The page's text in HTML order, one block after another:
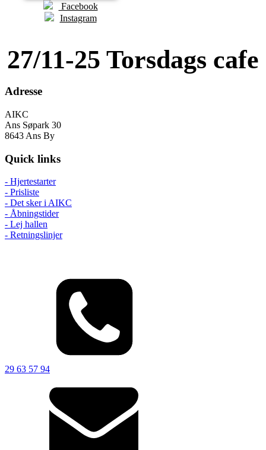
Facebook
Instagram
27/11-25 Torsdags cafe
Adresse
AIKC
Ans Søpark 30
8643 Ans By
Quick links
- Hjertestarter
- Prisliste
- Det sker i AIKC
- Åbningstider
- Lej hallen
- Retningslinjer
29 63 57 94